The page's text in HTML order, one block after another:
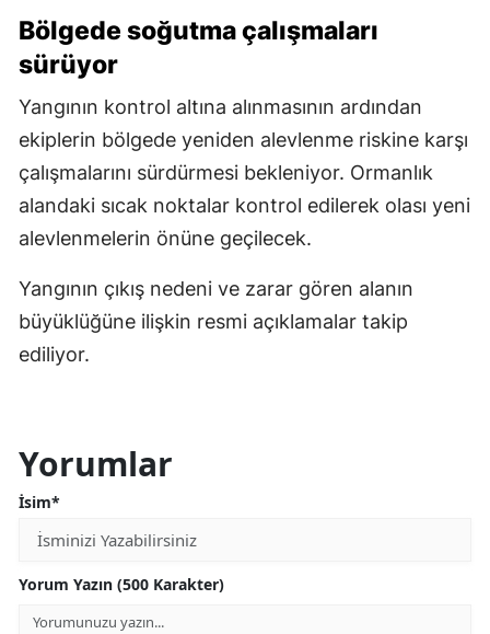
Bölgede soğutma çalışmaları
sürüyor
Yangının kontrol altına alınmasının ardından
ekiplerin bölgede yeniden alevlenme riskine karşı
çalışmalarını sürdürmesi bekleniyor. Ormanlık
alandaki sıcak noktalar kontrol edilerek olası yeni
alevlenmelerin önüne geçilecek.
Yangının çıkış nedeni ve zarar gören alanın
büyüklüğüne ilişkin resmi açıklamalar takip
ediliyor.
Yorumlar
İsim*
Yorum Yazın (500 Karakter)